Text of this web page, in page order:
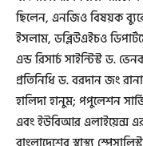
ছিলেন, এনজিও বিষয়ক
ইসলাম, ডব্লিউএইচও
এন্ড রিসার্চ সাইন্টিস্ট ড.
প্রতিনিধি ড. বরদান জং
হালিদা হানুম; পপুলেশন
এবং ইউবিআর এলাইয়েন্স